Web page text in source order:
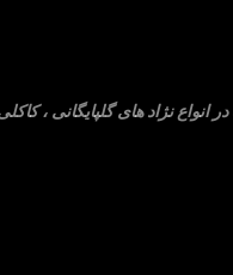
نژاد های گلپایگانی ،